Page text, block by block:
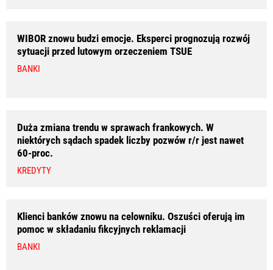
WIBOR znowu budzi emocje. Eksperci prognozują rozwój
sytuacji przed lutowym orzeczeniem TSUE
BANKI
Duża zmiana trendu w sprawach frankowych. W
niektórych sądach spadek liczby pozwów r/r jest nawet
60-proc.
KREDYTY
Klienci banków znowu na celowniku. Oszuści oferują im
pomoc w składaniu fikcyjnych reklamacji
BANKI